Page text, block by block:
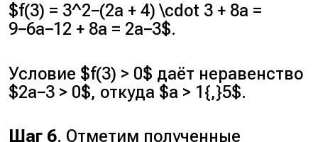
$f(3) = 3^2−(2a + 4) \cdot 3 + 8a =
9−6a−12 + 8a = 2a−3$.
Условие $f(3) > 0$ даёт неравенство
$2a−3 > 0$, откуда $a > 1{,}5$.
Шаг 6. Отметим полученные